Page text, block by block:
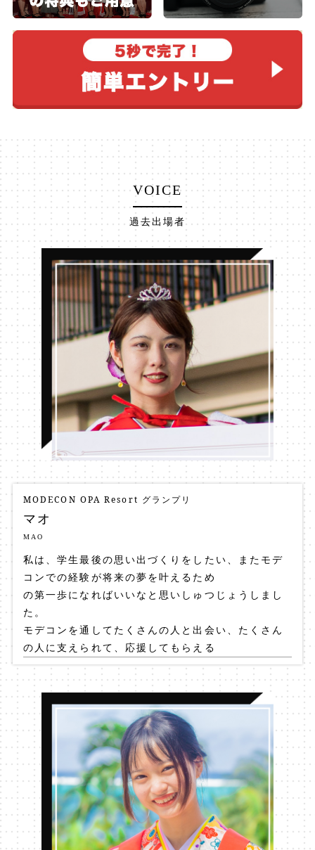
VOICE
過去出場者
MODECON OPA Resort グランプリ
マオ
MAO
私は、学生最後の思い出づくりをしたい、またモデ
コンでの経験が将来の夢を叶えるため
の第一歩になればいいなと思いしゅつじょうしまし
た。
モデコンを通してたくさんの人と出会い、たくさん
の人に支えられて、応援してもらえる
ってこんなに嬉しいことなんだ!と改めて感じました
自分に自信を持てるようになった
ことが1番の収穫だと思っています!
今は、将来テレビで活躍する人になれるように、活
動の幅を広げながら色々なことに挑戦
してます!
自分を変えたい人、夢に少しでも近づきたい人、ぜ
ひ挑戦してみてください!きっと新しい自分に出会え
るはずです